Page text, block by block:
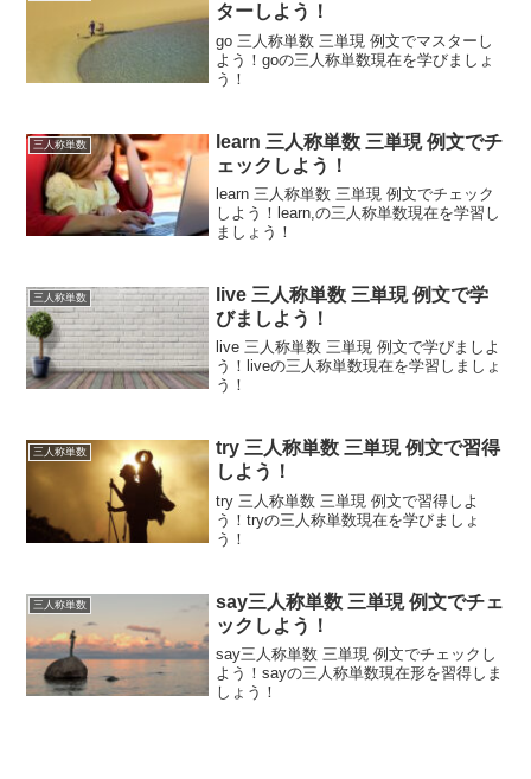
ターしよう！
go 三人称単数 三単現 例文でマスターし
よう！goの三人称単数現在を学びましょ
う！
三人称単数
learn 三人称単数 三単現 例文でチ
ェックしよう！
learn 三人称単数 三単現 例文でチェック
しよう！learn,の三人称単数現在を学習し
ましょう！
三人称単数
live 三人称単数 三単現 例文で学
びましよう！
live 三人称単数 三単現 例文で学びましよ
う！liveの三人称単数現在を学習しましょ
う！
三人称単数
try 三人称単数 三単現 例文で習得
しよう！
try 三人称単数 三単現 例文で習得しよ
う！tryの三人称単数現在を学びましょ
う！
三人称単数
say三人称単数 三単現 例文でチェ
ックしよう！
say三人称単数 三単現 例文でチェックし
よう！sayの三人称単数現在形を習得しま
しょう！